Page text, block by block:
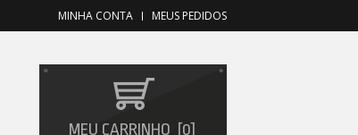
MEUS PEDIDOS
MINHA CONTA
MEU CARRINHO 0